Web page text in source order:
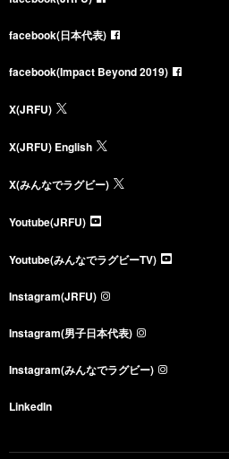
facebook(日本代表)
facebook(Impact Beyond 2019)
X(JRFU)
X(JRFU) English
X(みんなでラグビー)
Youtube(JRFU)
Youtube(みんなでラグビーTV)
Instagram(JRFU)
Instagram(男子日本代表)
Instagram(みんなでラグビー)
LinkedIn